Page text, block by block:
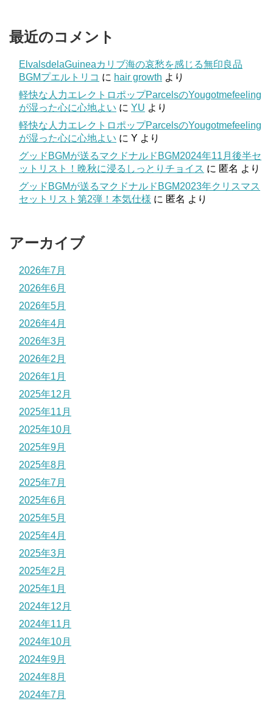
最近のコメント
ElvalsdelaGuineaカリブ海の哀愁を感じる無印良品
BGMプエルトリコ に hair growth より
軽快な人力エレクトロポップParcelsのYougotmefeeling
が湿った心に心地よい に YU より
軽快な人力エレクトロポップParcelsのYougotmefeeling
が湿った心に心地よい に Y より
グッドBGMが送るマクドナルドBGM2024年11月後半セ
ットリスト！晩秋に浸るしっとりチョイス に 匿名 より
グッドBGMが送るマクドナルドBGM2023年クリスマス
セットリスト第2弾！本気仕様 に 匿名 より
アーカイブ
2026年7月
2026年6月
2026年5月
2026年4月
2026年3月
2026年2月
2026年1月
2025年12月
2025年11月
2025年10月
2025年9月
2025年8月
2025年7月
2025年6月
2025年5月
2025年4月
2025年3月
2025年2月
2025年1月
2024年12月
2024年11月
2024年10月
2024年9月
2024年8月
2024年7月